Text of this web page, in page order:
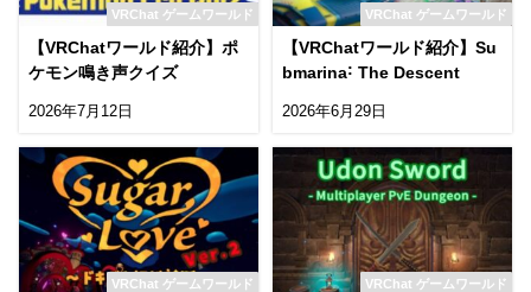
VRChat ゲームワールド
【VRChatワールド紹介】ポ
ケモン鳴き声クイズ
2026年7月12日
VRChat ゲームワールド
【VRChatワールド紹介】Su
bmarina˸ The Descent
2026年6月29日
VRChat ゲームワールド VRChat ゲームワールド